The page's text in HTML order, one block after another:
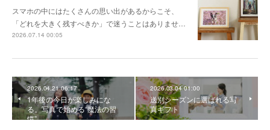
スマホの中にはたくさんの思い出があるからこそ、
「どれを大きく残すべきか」で迷うことはありませ…
2026.07.14 00:05
2026.04.21 06:17
1年後の今日が楽しみにな
る。写真で始める“魔法の習
慣”
2026.03.04 01:00
送別シーズンに選ばれる写
真ギフト